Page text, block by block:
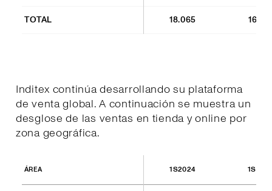
TOTAL 18.065
Inditex continúa desarrollando su plataforma
de venta global. A continuación se muestra un
desglose de las ventas en tienda y online por
zona geográfica.
ÁREA 1S2024